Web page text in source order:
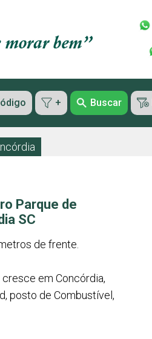
+ Buscar
Parque de
SC
de frente.
em Concórdia,
posto de Combustível,